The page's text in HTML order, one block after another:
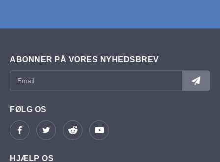
ABONNER PÅ VORES NYHEDSBREV
FØLG OS
HJÆLP OS